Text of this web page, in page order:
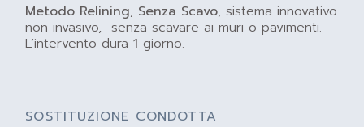
Metodo Relining, Senza Scavo, sistema innovativo
non invasivo, senza scavare ai muri o pavimenti.
L’intervento dura1 giorno.
SOSTITUZIONE CONDOTTA